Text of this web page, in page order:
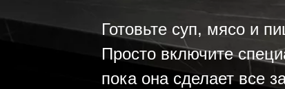
Готовьте суп, мясо и
Просто включите
пока она сделает все